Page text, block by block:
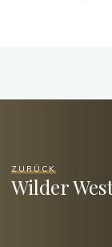
ZURÜCK
Wilder